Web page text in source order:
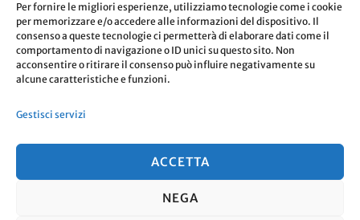
Per fornire le migliori esperienze, utilizziamo tecnologie come i cookie
per memorizzare e/o accedere alle informazioni del dispositivo. Il
consenso a queste tecnologie ci permetterà di elaborare dati come il
comportamento di navigazione o ID unici su questo sito. Non
acconsentire o ritirare il consenso può influire negativamente su
alcune caratteristiche e funzioni.
Gestisci servizi
ACCETTA
NEGA
delle persone?
Aggiornato Il 23 Gennaio 2020 Leggi